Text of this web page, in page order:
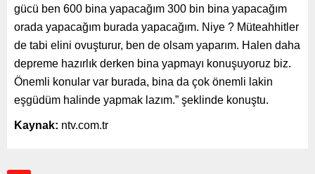
gücü ben 600 bina yapacağım 300 bin bina yapacağım
orada yapacağım burada yapacağım. Niye ? Müteahhitler
de tabi elini ovuşturur, ben de olsam yaparım. Halen daha
depreme hazırlık derken bina yapmayı konuşuyoruz biz.
Önemli konular var burada, bina da çok önemli lakin
eşgüdüm halinde yapmak lazım.” şeklinde konuştu.
Kaynak: ntv.com.tr